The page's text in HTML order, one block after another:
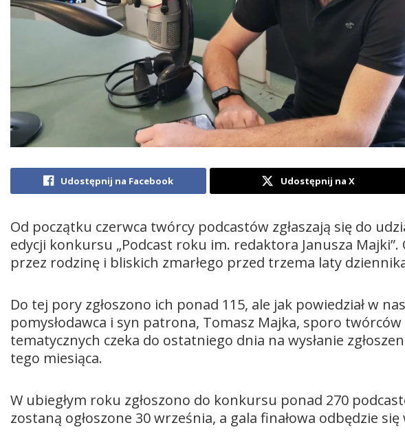
Udostępnij na Facebook Udostępnij na X
Od początku czerwca twórcy podcastów zgłaszają się do
edycji konkursu „Podcast roku im. redaktora Janusza
przez rodzinę i bliskich zmarłego przed trzema laty
Do tej pory zgłoszono ich ponad 115, ale jak powiedział w
pomysłodawca i syn patrona, Tomasz Majka, sporo
tematycznych czeka do ostatniego dnia na wysłanie
tego miesiąca.
W ubiegłym roku zgłoszono do konkursu ponad 270
zostaną ogłoszone 30 września, a gala finałowa odbędzie